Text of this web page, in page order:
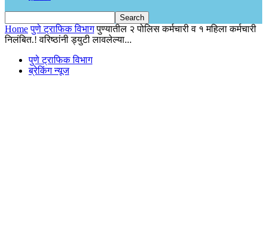
Home पुणे ट्राफिक विभाग पुण्यातील २ पोलिस कर्मचारी व १ महिला कर्मचारी
निलंबित.! वरिष्ठांनी ड्युटी लावलेल्या...
पुणे ट्राफिक विभाग
ब्रेकिंग न्यूज